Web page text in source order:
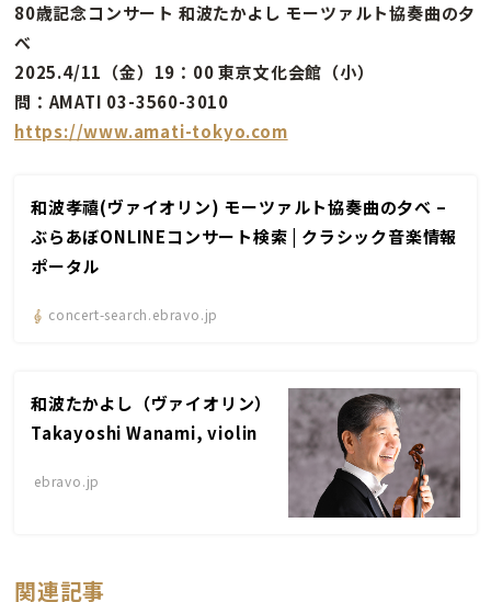
80歳記念コンサート 和波たかよし モーツァルト協奏曲の夕
べ
2025.4/11（金）19：00 東京文化会館（小）
問：AMATI 03-3560-3010
https://www.amati-tokyo.com
和波孝禧(ヴァイオリン) モーツァルト協奏曲の夕べ –
ぶらあぼONLINEコンサート検索 | クラシック音楽情報
ポータル
concert-search.ebravo.jp
和波たかよし（ヴァイオリン）
Takayoshi Wanami, violin
ebravo.jp
関連記事